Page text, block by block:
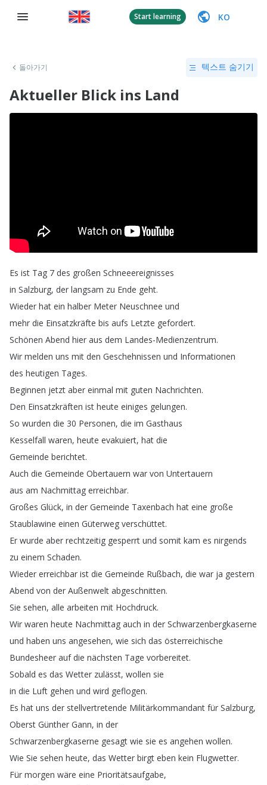
Start learning KO
돌아가기 텍스트 숨기기
Aktueller Blick ins Land
Es ist Tag 7 des großen Schneeereignisses
in Salzburg, der langsam zu Ende geht.
Wieder hat ein halber Meter Neuschnee und
mehr die Einsatzkräfte bis aufs Letzte gefordert.
Schönen Abend hier aus dem Landes-Medienzentrum.
Wir melden uns mit den Geschehnissen und Informationen
des heutigen Tages.
Beginnen jetzt aber einmal mit guten Nachrichten.
Den Einsatzkräften ist heute einiges gelungen.
So wurden die 30 Personen, die im Gasthaus
Kesselfall waren, heute evakuiert, hat die
Gemeinde berichtet.
Auch die Gemeinde Obertauern war von Untertauern
aus am Nachmittag erreichbar.
Großes Glück, in der Gemeinde Taxenbach hat eine große
Staublawine einen Güterweg verschüttet.
Er wurde aber rechtzeitig gesperrt und somit kam es nirgends
zu einem Schaden.
Wieder erreichbar ist die Gemeinde Rußbach, die war ja gestern
Abend von der Außenwelt abgeschnitten.
Sie sehen, alle arbeiten mit Hochdruck.
Wir waren heute Nachmittag auch in der Schwarzenbergkaserne
und haben uns angesehen, wie sich das österreichische
Bundesheer auf die nächsten Tage vorbereitet.
Sobald es das Wetter zulässt, wollen sie
in die Luft gehen und wird geflogen.
Es hat uns der stellvertretende Militärkommandant für Salzburg,
Oberst Günther Gann, in der
Schwarzenbergkaserne gesagt wie sie es angehen wollen.
Wie Sie sehen heute, das Wetter birgt eben kein Flugwetter.
Für morgen wäre eine Prioritätsaufgabe,